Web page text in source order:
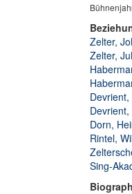
Zelter,
Zelter,
Dorn,
Rintel,
Sing-